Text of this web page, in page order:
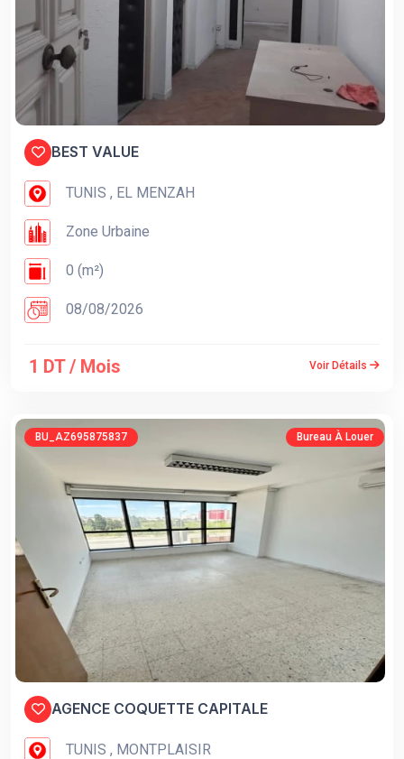
BEST VALUE
TUNIS , EL MENZAH
Zone Urbaine
0 (m²)
08/08/2026
1 DT / Mois Voir Détails
BU_AZ695875837 Bureau À Louer
AGENCE COQUETTE CAPITALE
TUNIS , MONTPLAISIR